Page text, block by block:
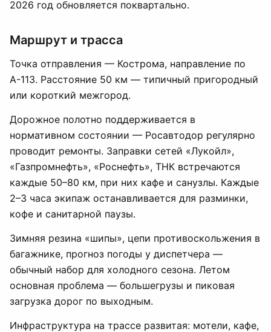
2026 год обновляется поквартально.
Маршрут и трасса
Точка отправления — Кострома, направление по
А-113. Расстояние 50 км — типичный пригородный
или короткий межгород.
Дорожное полотно поддерживается в
нормативном состоянии — Росавтодор регулярно
проводит ремонты. Заправки сетей «Лукойл»,
«Газпромнефть», «Роснефть», ТНК встречаются
каждые 50–80 км, при них кафе и санузлы. Каждые
2–3 часа экипаж останавливается для разминки,
кофе и санитарной паузы.
Зимняя резина «шипы», цепи противоскольжения в
багажнике, прогноз погоды у диспетчера —
обычный набор для холодного сезона. Летом
основная проблема — большегрузы и пиковая
загрузка дорог по выходным.
Инфраструктура на трассе развитая: мотели, кафе,